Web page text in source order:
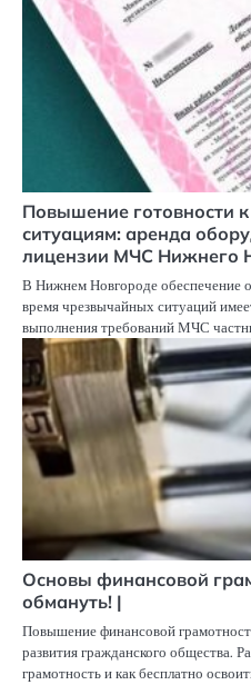
Повышение готовности
ситуациям: аренда
лицензии МЧС Нижнего
В Нижнем Новгороде обеспечение
время чрезвычайных ситуаций
выполнения требований МЧС
Основы финансовой
обмануть! |
Повышение финансовой
развития гражданского общества.
грамотность и как бесплатно